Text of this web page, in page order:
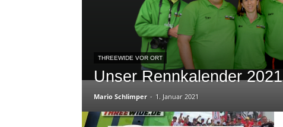
THREEWIDE VOR ORT
Unser Rennkalender 2021
Mario Schlimper - 1. Januar 2021